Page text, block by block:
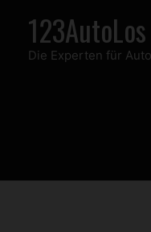
springen
123AutoLos
Die Experten für